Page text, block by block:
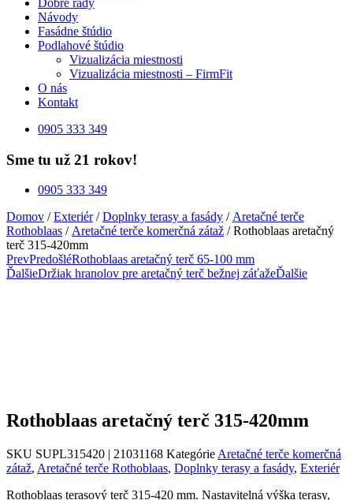
Dobré rady
Návody
Fasádne štúdio
Podlahové štúdio
Vizualizácia miestnosti
Vizualizácia miestnosti – FirmFit
O nás
Kontakt
0905 333 349
Sme tu už 21 rokov!
0905 333 349
Domov /Exteriér/Doplnky terasy a fasády /Aretačné terče
Rothoblaas /Aretačné terče komerčná zátaž / Rothoblaas aretačný
terč 315-420mm
PrevPredošléRothoblaas aretačný terč 65-100 mm
ĎalšieDržiak hranolov pre aretačný terč bežnej záťažeĎalšie
Rothoblaas aretačný terč 315-420mm
SKU SUPL315420 | 21031168 Kategórie Aretačné terče komerčná
zátaž, Aretačné terče Rothoblaas, Doplnky terasy a fasády, Exteriér
Rothoblaas terasový terč 315-420 mm. Nastavitelná výška terasy,